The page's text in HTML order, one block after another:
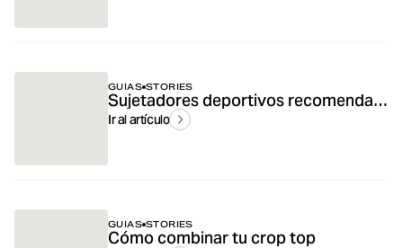
GUÍAS STORIES
Sujetadores deportivos recomendados para yoga y uso diario
Ir al artículo
GUÍAS STORIES
Cómo combinar tu crop top